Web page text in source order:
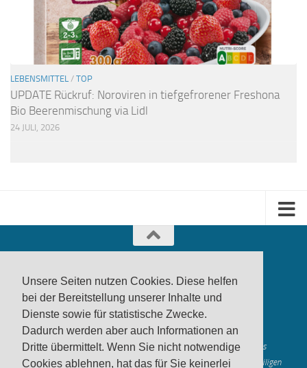
Unsere Seiten nutzen Cookies. Diese helfen
bei der Bereitstellung unserer Inhalte und
Dienste sowie für statistische Zwecke.
Dadurch werden aber auch Informationen an
Dritte übermittelt. Wenn Sie nicht notwendige
Cookies ablehnen, hat das für Sie keinerlei
LEBENSMITTEL / TOP
UPDATE Rückruf: Noroviren in tiefgefrorener Freshona
Bio Beerenmischung via Lidl
24 JULI, 2026
produktwarnung.eu - 2007-2026
Made in Gerstetten |Medienzentrum Gerstetten
Alle genannten Marken, Warenzeichen und Logos innerhalb dieses
Medienangebotes sind durch die Marken- und Urheberechte der jeweiligen